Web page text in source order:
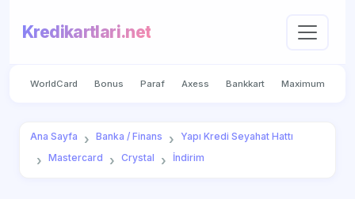
Kredikartlari.net
WorldCard Bonus Paraf Axess Bankkart Maximum
Ana Sayfa Banka / Finans
Yapı Kredi Seyahat Hattı
Mastercard
Crystal İndirim